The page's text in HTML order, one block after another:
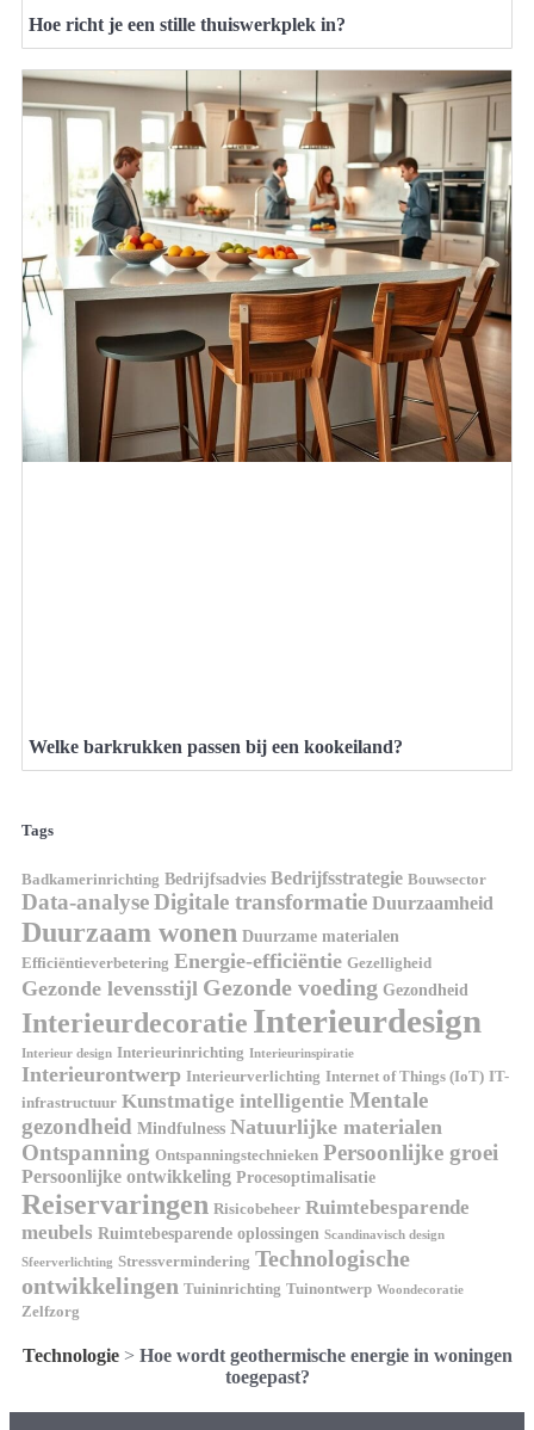
Hoe richt je een stille thuiswerkplek in?
Welke barkrukken passen bij een kookeiland?
Tags
Badkamerinrichting Bedrijfsadvies Bedrijfsstrategie Bouwsector
Data-analyseDigitale transformatie Duurzaamheid
Duurzaam wonen Duurzame materialen
Efficiëntieverbetering Energie-efficiëntie Gezelligheid
Gezonde levensstijl Gezonde voeding Gezondheid
Interieurdecoratie Interieurdesign
Interieur design Interieurinrichting Interieurinspiratie
Interieurontwerp Interieurverlichting Internet of Things (IoT) IT-
infrastructuur Kunstmatige intelligentie Mentale
gezondheid Mindfulness Natuurlijke materialen
Ontspanning Ontspanningstechnieken Persoonlijke groei
Persoonlijke ontwikkeling Procesoptimalisatie
Reiservaringen Risicobeheer Ruimtebesparende
meubels Ruimtebesparende oplossingen Scandinavisch design
Sfeerverlichting Stressvermindering Technologische
ontwikkelingen Tuininrichting Tuinontwerp Woondecoratie
Zelfzorg
Technologie> Hoe wordt geothermische energie in woningen
toegepast?